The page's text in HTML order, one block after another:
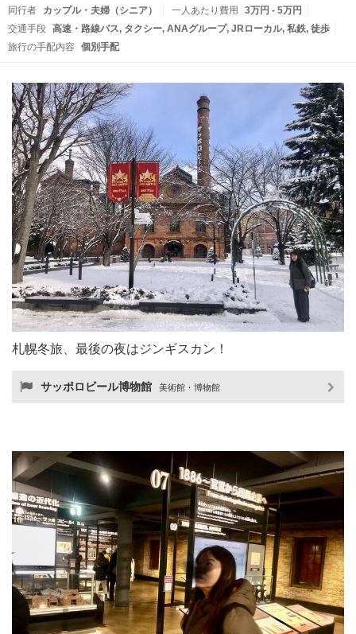
同行者 カップル・夫婦（シニア） 一人あたり費用
3万円 - 5万円
交通手段 高速・路線バス タクシー ANAグループ JRローカル 私鉄 徒歩
旅行の手配内容
個別手配
札幌冬旅、最後の夜はジンギスカン！
サッポロビール博物館 美術館・博物館